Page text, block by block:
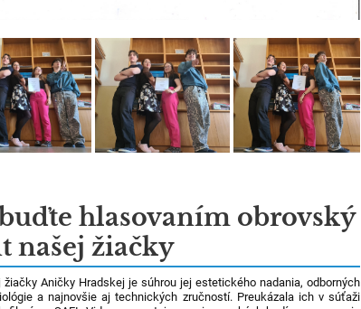
hlasovaním obrovský
našej žiačky
žiačky Aničky Hradskej je súhrou jej estetického nadania, odborných
a najnovšie aj technických zručností. Preukázala ich v súťaži